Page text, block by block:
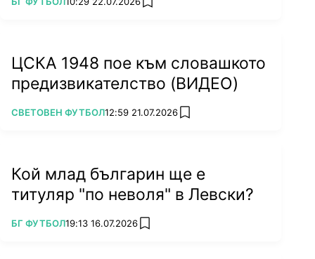
add favorites
ЦСКА 1948 пое към словашкото
предизвикателство (ВИДЕО)
ПОВЕЧЕ ОТ
СВЕТОВЕН ФУТБОЛ12:59 21.07.2026 add favorites
Кой млад българин ще е
титуляр "по неволя" в Левски?
ПОВЕЧЕ ОТ
БГ ФУТБОЛ19:13 16.07.2026 add favorites